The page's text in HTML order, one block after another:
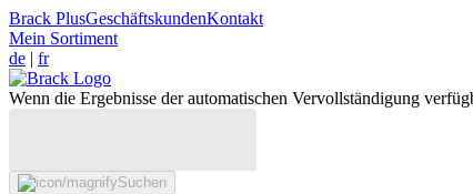
Brack PlusGeschäftskundenKontakt
Mein Sortiment
de | fr
Wenn die Ergebnisse der automatischen Vervollständigung
Suchen